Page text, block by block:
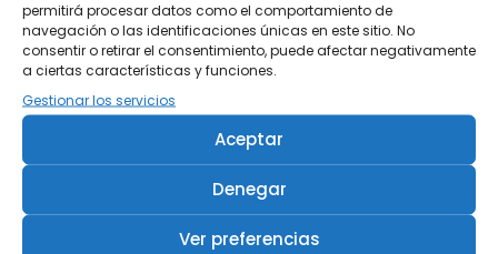
permitirá procesar datos como el comportamiento de
navegación o las identificaciones únicas en este sitio. No
consentir o retirar el consentimiento, puede afectar negativamente
a ciertas características y funciones.
Gestionar los servicios
Aceptar
Denegar
Ver preferencias
Tisanera "Christmas Cats" 0,25l.